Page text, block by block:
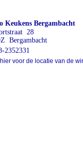
Keukens Bergambacht
28
Bergambacht
2352331
voor de locatie van de